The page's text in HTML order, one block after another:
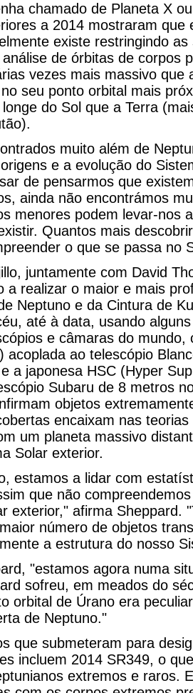
chamado de Planeta X
a 2014 mostraram que
existe restringindo
de órbitas de corpos
vezes mais massivo que
seu ponto orbital mais
do Sol que a Terra
muito além de
e a evolução do
de pensarmos que
ainda não encontrámos
menores podem levar-nos
Quantos mais
o que se passa no
juntamente com David
a realizar o maior e mais
Neptuno e da Cintura de
até à data, usando
e câmaras do mundo,
acoplada ao telescópio
a japonesa HSC (Hyper
Subaru de 8 metros
objetos
encaixam nas
um planeta massivo
Solar exterior.
estamos a lidar com
que não
exterior," afirma Sheppard.
número de objetos
a estrutura do nosso
"estamos agora numa
sofreu, em meados do
orbital de Úrano era
de Neptuno."
que submeteram para
incluem 2014 SR349, o
extremos e raros.